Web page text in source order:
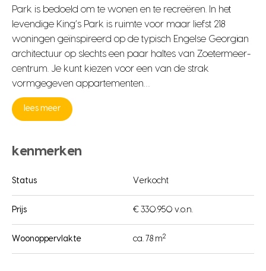
Park is bedoeld om te wonen en te recreëren. In het
levendige King’s Park is ruimte voor maar liefst 218
woningen geïnspireerd op de typisch Engelse Georgian
architectuur op slechts een paar haltes van Zoetermeer-
centrum. Je kunt kiezen voor een van de strak
vormgegeven appartementen…
lees meer
kenmerken
Status Verkocht
Prijs € 330.950 v.o.n.
Woonoppervlakte ca. 78 m2